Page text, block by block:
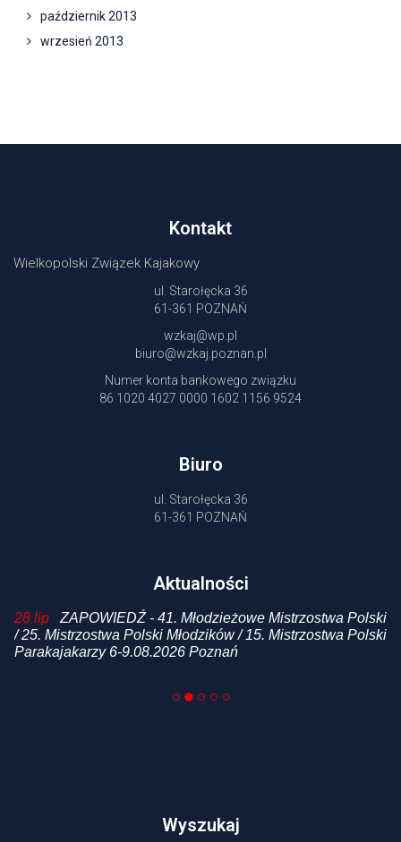
październik 2013
wrzesień 2013
Kontakt
Wielkopolski Związek Kajakowy
ul. Starołęcka 36
61-361 POZNAŃ
wzkaj@wp.pl
biuro@wzkaj.poznan.pl
Numer konta bankowego związku
86 1020 4027 0000 1602 1156 9524
Biuro
ul. Starołęcka 36
61-361 POZNAŃ
Aktualności
28 lip
ZAPOWIEDŹ - 41. Młodzieżowe Mistrzostwa Polski
/ 25. Mistrzostwa Polski Młodzików / 15. Mistrzostwa Polski
Parakajakarzy 6-9.08.2026 Poznań
Wyszukaj